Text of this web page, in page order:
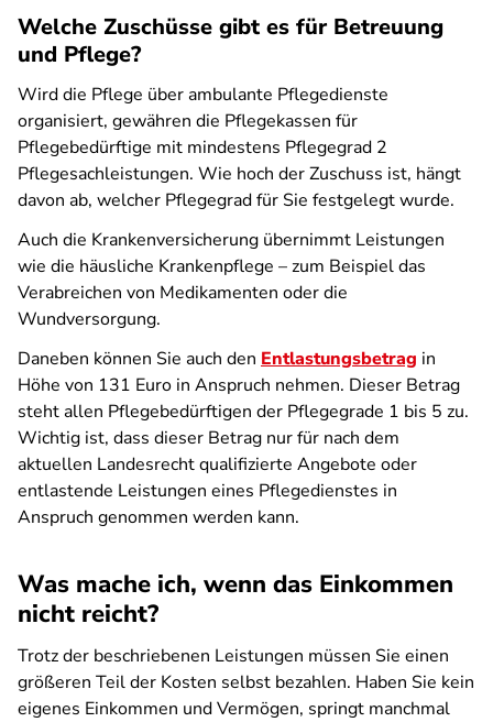
Welche Zuschüsse gibt es für Betreuung
und Pflege?
Wird die Pflege über ambulante Pflegedienste
organisiert, gewähren die Pflegekassen für
Pflegebedürftige mit mindestens Pflegegrad 2
Pflegesachleistungen. Wie hoch der Zuschuss ist, hängt
davon ab, welcher Pflegegrad für Sie festgelegt wurde.
Auch die Krankenversicherung übernimmt Leistungen
wie die häusliche Krankenpflege – zum Beispiel das
Verabreichen von Medikamenten oder die
Wundversorgung.
Daneben können Sie auch den Entlastungsbetrag in
Höhe von 131 Euro in Anspruch nehmen. Dieser Betrag
steht allen Pflegebedürftigen der Pflegegrade 1 bis 5 zu.
Wichtig ist, dass dieser Betrag nur für nach dem
aktuellen Landesrecht qualifizierte Angebote oder
entlastende Leistungen eines Pflegedienstes in
Anspruch genommen werden kann.
Was mache ich, wenn das Einkommen
nicht reicht?
Trotz der beschriebenen Leistungen müssen Sie einen
größeren Teil der Kosten selbst bezahlen. Haben Sie kein
eigenes Einkommen und Vermögen, springt manchmal